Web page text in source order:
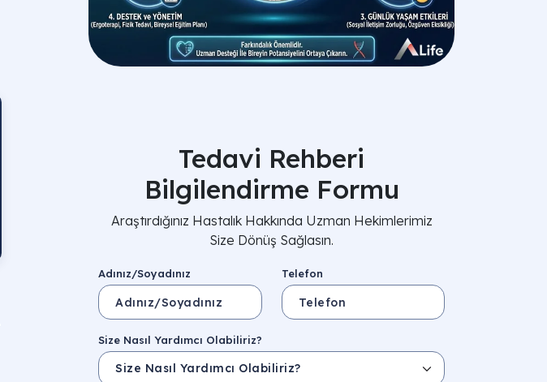
Tedavi Rehberi
Bilgilendirme Formu
Araştırdığınız Hastalık Hakkında Uzman Hekimlerimiz
Size Dönüş Sağlasın.
Adınız/Soyadınız Telefon
Size Nasıl Yardımcı Olabiliriz?